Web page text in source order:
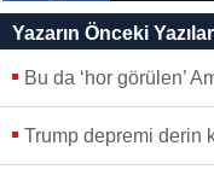
Yazarın Önceki
Bu da ‘hor görülen’
Trump depremi derin